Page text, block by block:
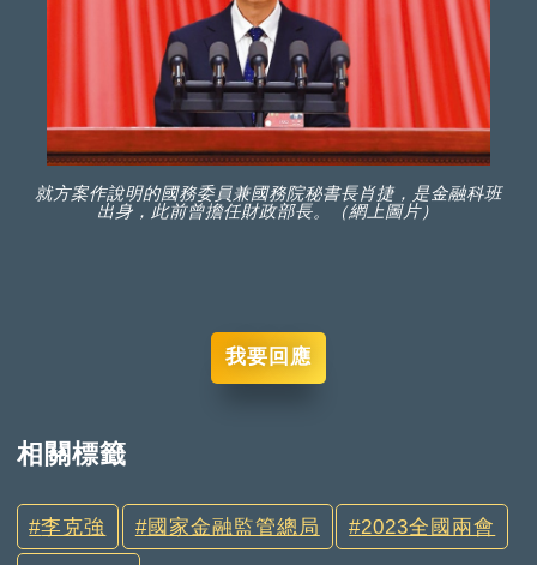
就方案作說明的國務委員兼國務院秘書長肖捷，是金融科班
出身，此前曾擔任財政部長。（網上圖片）
我要回應
相關標籤
李克強 國家金融監管總局 2023全國兩會